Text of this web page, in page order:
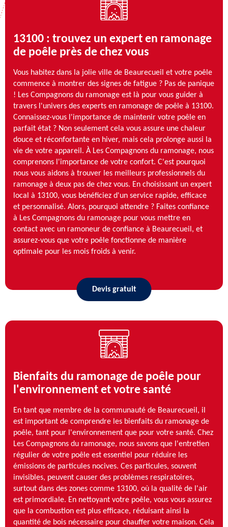
13100 : trouvez un expert en ramonage
de poêle près de chez vous
Vous habitez dans la jolie ville de Beaurecueil et votre poêle
commence à montrer des signes de fatigue ? Pas de panique
! Les Compagnons du ramonage est là pour vous guider à
travers l'univers des experts en ramonage de poêle à 13100.
Connaissez-vous l'importance de maintenir votre poêle en
parfait état ? Non seulement cela vous assure une chaleur
douce et réconfortante en hiver, mais cela prolonge aussi la
vie de votre appareil. À Les Compagnons du ramonage, nous
comprenons l'importance de votre confort. C'est pourquoi
nous vous aidons à trouver les meilleurs professionnels du
ramonage à deux pas de chez vous. En choisissant un expert
local à 13100, vous bénéficiez d'un service rapide, efficace
et personnalisé. Alors, pourquoi attendre ? Faites confiance
à Les Compagnons du ramonage pour vous mettre en
contact avec un ramoneur de confiance à Beaurecueil, et
assurez-vous que votre poêle fonctionne de manière
optimale pour les mois froids à venir.
Devis gratuit
Bienfaits du ramonage de poêle pour
l'environnement et votre santé
En tant que membre de la communauté de Beaurecueil, il
est important de comprendre les bienfaits du ramonage de
poêle, tant pour l'environnement que pour votre santé. Chez
Les Compagnons du ramonage, nous savons que l'entretien
régulier de votre poêle est essentiel pour réduire les
émissions de particules nocives. Ces particules, souvent
invisibles, peuvent causer des problèmes respiratoires,
surtout dans des zones comme 13100, où la qualité de l'air
est primordiale. En nettoyant votre poêle, vous vous assurez
que la combustion est plus efficace, réduisant ainsi la
quantité de bois nécessaire pour chauffer votre maison. Cela